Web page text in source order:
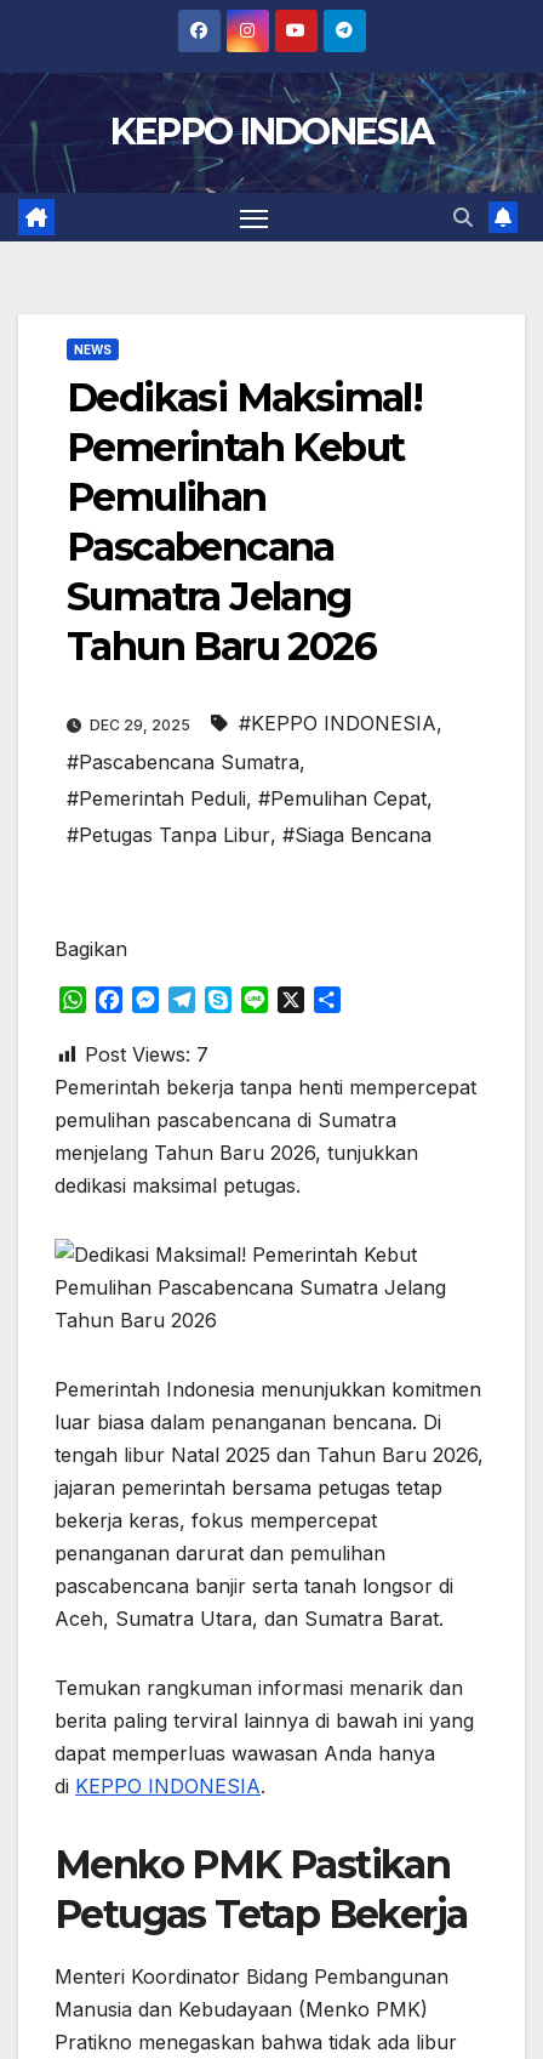
content
KEPPO INDONESIA
NEWS
Dedikasi Maksimal!
Pemerintah Kebut
Pemulihan
Pascabencana
Sumatra Jelang
Tahun Baru 2026
DEC 29, 2025 #KEPPO INDONESIA,
#Pascabencana Sumatra,
#Pemerintah Peduli, #Pemulihan Cepat,
#Petugas Tanpa Libur, #Siaga Bencana
Bagikan
W
a
t
A
p
p
c
e
o
o
k
M
s
s
n
g
e
T
l
e
r
a
m
S
p
e
r
Post Views: 7
Pemerintah bekerja tanpa henti mempercepat
pemulihan pascabencana di Sumatra
menjelang Tahun Baru 2026, tunjukkan
dedikasi maksimal petugas.
Pemerintah Indonesia menunjukkan komitmen
luar biasa dalam penanganan bencana. Di
tengah libur Natal 2025 dan Tahun Baru 2026,
jajaran pemerintah bersama petugas tetap
bekerja keras, fokus mempercepat
penanganan darurat dan pemulihan
pascabencana banjir serta tanah longsor di
Aceh, Sumatra Utara, dan Sumatra Barat.
Temukan rangkuman informasi menarik dan
berita paling terviral lainnya di bawah ini yang
dapat memperluas wawasan Anda hanya
di KEPPO INDONESIA.
Menko PMK Pastikan
Petugas Tetap Bekerja
Menteri Koordinator Bidang Pembangunan
Manusia dan Kebudayaan (Menko PMK)
Pratikno menegaskan bahwa tidak ada libur